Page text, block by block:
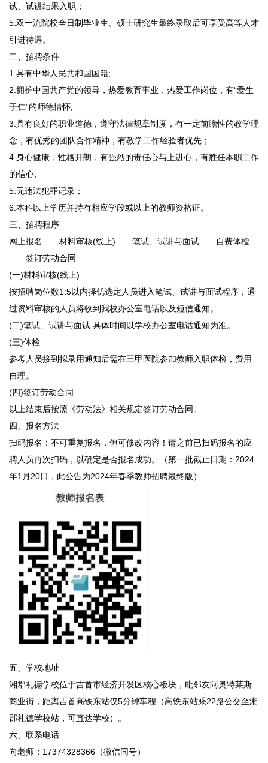
试、试讲结果入职；
5.双一流院校全日制毕业生、硕士研究生最终录取后可享受高等人才
引进待遇。
二、招聘条件
1.具有中华人民共和国国籍;
2.拥护中国共产党的领导，热爱教育事业，热爱工作岗位，有“爱生
于仁”的师德情怀;
3.具有良好的职业道德，遵守法律规章制度，有一定前瞻性的教学理
念，有优秀的团队合作精神，有教学工作经验者优先；
4.身心健康，性格开朗，有强烈的责任心与上进心，有胜任本职工作
的信心;
5.无违法犯罪记录；
6.本科以上学历并持有相应学段或以上的教师资格证。
三、招聘程序
网上报名——材料审核(线上)——笔试、试讲与面试——自费体检
——签订劳动合同
(一)材料审核(线上)
按招聘岗位数1:5以内择优选定人员进入笔试、试讲与面试程序，通
过资料审核的人员将收到我校办公室电话以及短信通知。
(二)笔试、试讲与面试 具体时间以学校办公室电话通知为准。
(三)体检
参考人员接到拟录用通知后需在三甲医院参加教师入职体检，费用
自理。
(四)签订劳动合同
以上结束后按照《劳动法》相关规定签订劳动合同。
四、报名方法
扫码报名：不可重复报名，但可修改内容！请之前已扫码报名的应
聘人员再次扫码，以确定是否报名成功。（第一批截止日期：2024
年1月20日，此公告为2024年春季教师招聘最终版）
五、学校地址
湘郡礼德学校位于吉首市经济开发区核心板块，毗邻友阿奥特莱斯
商业街，距离吉首高铁东站仅5分钟车程（高铁东站乘22路公交至湘
郡礼德学校站，可直达学校）。
六、联系电话
向老师：17374328366（微信同号）